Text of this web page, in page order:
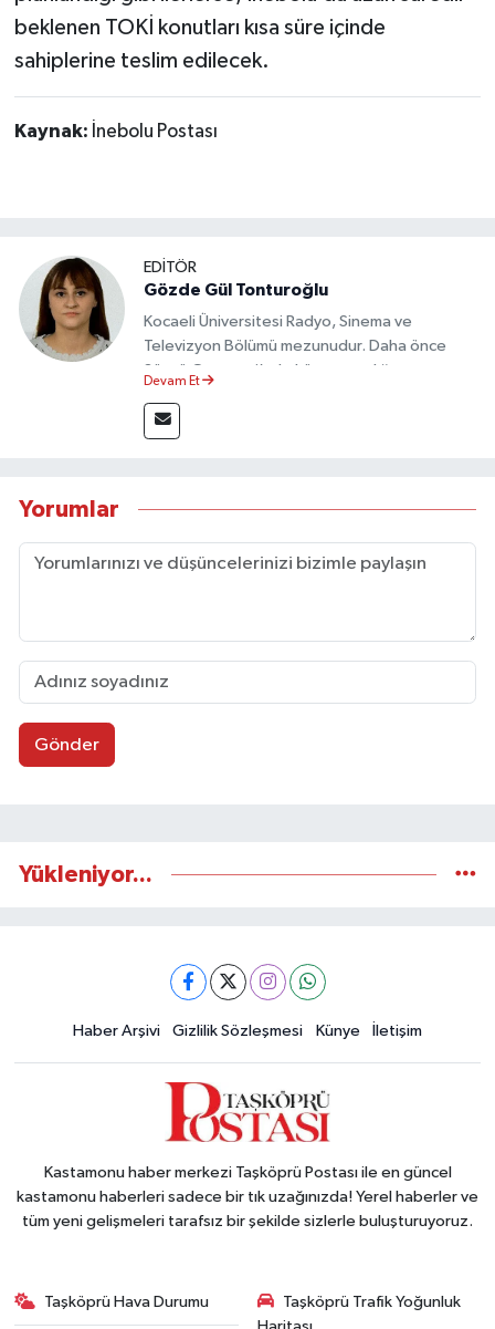
beklenen TOKİ konutları kısa süre içinde
sahiplerine teslim edilecek.
Kaynak: İnebolu Postası
EDİTÖR
Gözde Gül Tonturoğlu
Kocaeli Üniversitesi Radyo, Sinema ve
Televizyon Bölümü mezunudur. Daha önce
Sözcü Gazetesi’nde köşe yazarlığı yapmış ve
Devam Et
Yorumlar
Gönder
Yükleniyor...
Haber Arşivi Gizlilik Sözleşmesi Künye İletişim
Kastamonu haber merkezi Taşköprü Postası ile en güncel
kastamonu haberleri sadece bir tık uzağınızda! Yerel haberler ve
tüm yeni gelişmeleri tarafsız bir şekilde sizlerle buluşturuyoruz.
Taşköprü Hava Durumu
Taşköprü Trafik Yoğunluk